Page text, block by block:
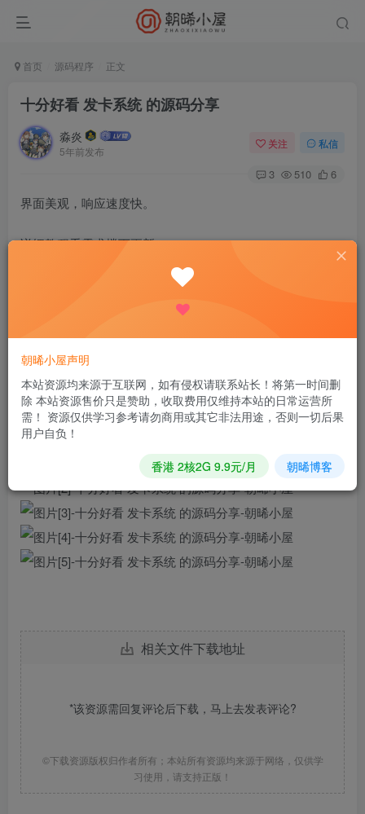
首页 源码程序 正文
十分好看 发卡系统 的源码分享
淼炎
5年前发布
关注 私信
3 510 6
界面美观，响应速度快。
详细教程看需求楼下更新。
（需要设置伪静态thinkPHP，和运行目录public）
因此，虚拟主机无法搭建！！！
1.购买主机或服务器。
2.解析域名
3.上传源码到主机文件夹，解压
4.绑定域名，设置运行目录，设置伪静态
5.安装程序，搭建完成
相关文件下载地址
*该资源需回复评论后下载，马上去发表评论?
©下载资源版权归作者所有；本站所有资源均来源于网络，仅供学
习使用，请支持正版！
朝晞小屋声明
本站资源均来源于互联网，如有侵权请联系站长！将第一时间删
除 本站资源售价只是赞助，收取费用仅维持本站的日常运营所
需！ 资源仅供学习参考请勿商用或其它非法用途，否则一切后果
用户自负！
香港 2核2G 9.9元/月 朝晞博客